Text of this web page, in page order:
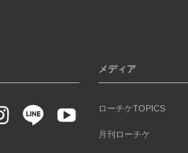
メディア
ローチケTOPICS
月刊ローチケ